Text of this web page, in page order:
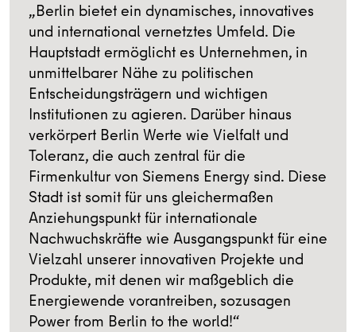
„Berlin bietet ein dynamisches, innovatives
und international vernetztes Umfeld. Die
Hauptstadt ermöglicht es Unternehmen, in
unmittelbarer Nähe zu politischen
Entscheidungsträgern und wichtigen
Institutionen zu agieren. Darüber hinaus
verkörpert Berlin Werte wie Vielfalt und
Toleranz, die auch zentral für die
Firmenkultur von Siemens Energy sind. Diese
Stadt ist somit für uns gleichermaßen
Anziehungspunkt für internationale
Nachwuchskräfte wie Ausgangspunkt für eine
Vielzahl unserer innovativen Projekte und
Produkte, mit denen wir maßgeblich die
Energiewende vorantreiben, sozusagen
Power from Berlin to the world!“